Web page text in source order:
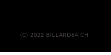
(C) 2022 BILLARD64.CH